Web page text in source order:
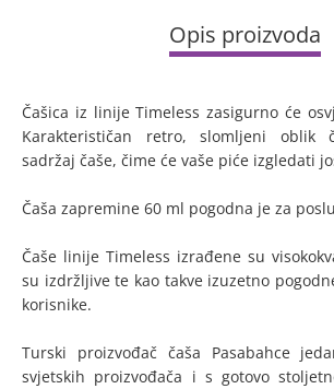
Opis proizvoda
Čašica iz linije Timeless zasigurno će
Karakterističan retro, slomljeni oblik
sadržaj čaše, čime će vaše piće izgledati
Čaša zapremine 60 ml pogodna je za
Čaše linije Timeless izrađene su
su izdržljive te kao takve izuzetno
korisnike.
Turski proizvođač čaša Pasabahce
svjetskih proizvođača i s gotovo